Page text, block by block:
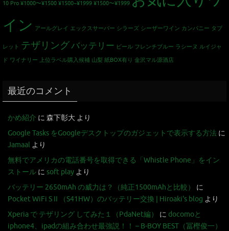
10 Pro ¥1000〜¥1500 ¥1500~¥1999 ¥1500〜¥1999
イン アールグレイ エックスサーバー シラーズ シーザーワイン カンパニー タブ
レット テザリングバッテリー ビール フレンチブルー ラシーヌ ルイジャ
ド ワイナリー 上位ラベル購入候補 山梨 紙BOX有り 金沢マル源酒店
最近のコメント
かめ紹介 に 森下彰大 より
Google Tasks をGoogleデスクトップのガジェットで表示する方法 に
Jamaal より
無料でアメリカの電話番号を取得できる「Whistle Phone」をイン
ストール に soft play より
バッテリー 2650mAh の威力は？（純正1500mAhと比較）
に
Pocket WiFi S II （S41HW）のバッテリー交換 | Hiroaki's blog より
Xperia で テザリング してみた１（PdaNet編）
に docomoと
iphone4、ipadの組み合わせ最強説！！ – B-BOY BEST（冨樫俊一）